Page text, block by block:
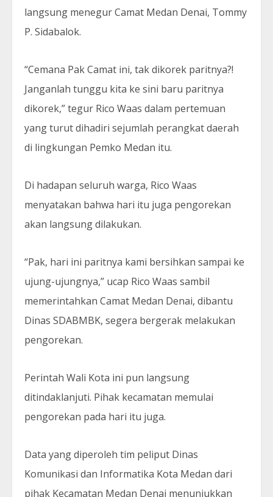
langsung menegur Camat Medan Denai, Tommy
P. Sidabalok.
“Cemana Pak Camat ini, tak dikorek paritnya?!
Janganlah tunggu kita ke sini baru paritnya
dikorek,” tegur Rico Waas dalam pertemuan
yang turut dihadiri sejumlah perangkat daerah
di lingkungan Pemko Medan itu.
Di hadapan seluruh warga, Rico Waas
menyatakan bahwa hari itu juga pengorekan
akan langsung dilakukan.
“Pak, hari ini paritnya kami bersihkan sampai ke
ujung-ujungnya,” ucap Rico Waas sambil
memerintahkan Camat Medan Denai, dibantu
Dinas SDABMBK, segera bergerak melakukan
pengorekan.
Perintah Wali Kota ini pun langsung
ditindaklanjuti. Pihak kecamatan memulai
pengorekan pada hari itu juga.
Data yang diperoleh tim peliput Dinas
Komunikasi dan Informatika Kota Medan dari
pihak Kecamatan Medan Denai menunjukkan